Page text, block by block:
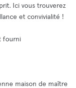
Ici vous trouverez
et convivialité !
fourni
maison de maître